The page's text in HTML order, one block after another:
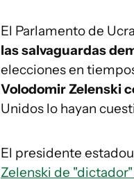
El Parlamento de
las salvaguardas
elecciones en
Volodomir Zelenski
Unidos lo hayan
El presidente
Zelenski de "dictador"